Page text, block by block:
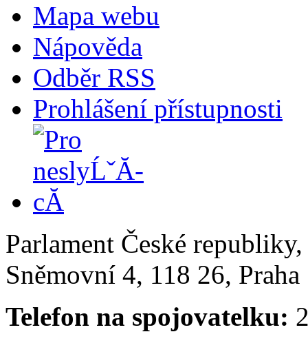
Mapa webu
Nápověda
Odběr RSS
Prohlášení přístupnosti
Parlament České
Sněmovní 4, 118 26,
Telefon na spojovatelku: